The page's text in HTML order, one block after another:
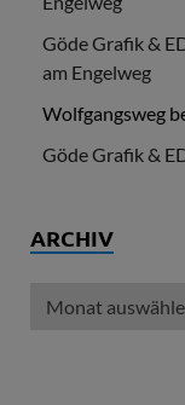
Göde Grafik &
am Engelweg
Wolfgangsweg
Göde Grafik &
ARCHIV